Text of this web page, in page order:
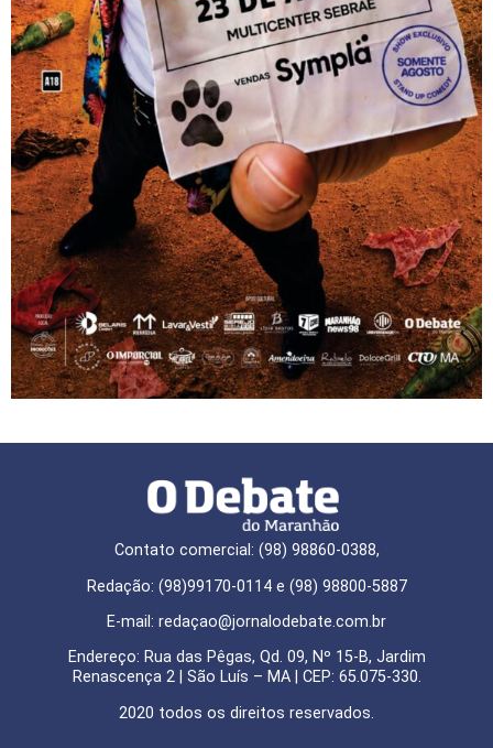
Contato comercial: (98) 98860-0388,
Redação: (98)99170-0114 e (98) 98800-5887
E-mail: redaçao@jornalodebate.com.br
Endereço: Rua das Pêgas, Qd. 09, Nº 15-B, Jardim
Renascença 2 | São Luís – MA | CEP: 65.075-330.
2020 todos os direitos reservados.